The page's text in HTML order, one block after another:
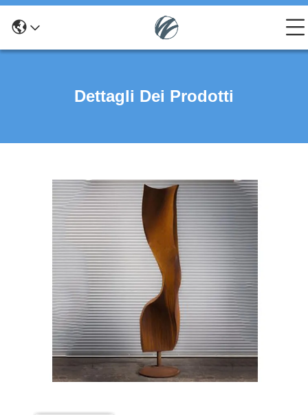
Dettagli Dei Prodotti